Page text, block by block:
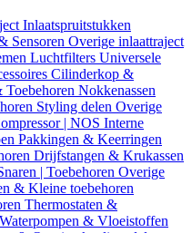
Inlaatspruitstukken
Sensoren Overige inlaattraject
Luchtfilters Universele
Cilinderkop &
Nokkenassen
Styling delen Overige
| NOS Interne
Pakkingen & Keerringen
Drijfstangen & Krukassen
| Toebehoren Overige
& Kleine toebehoren
Thermostaten &
Waterpompen & Vloeistoffen